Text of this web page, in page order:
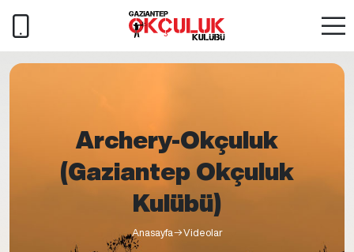
Archery-Okçuluk
(Gaziantep Okçuluk
Kulübü)
Anasayfa Videolar